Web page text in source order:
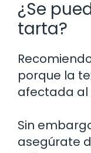
¿Se
tarta?
porque la
afectada al
Sin
asegúrate